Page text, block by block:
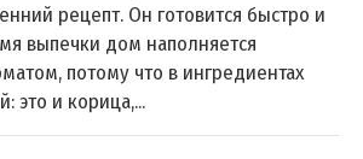
рецепт. Он готовится быстро и
выпечки дом наполняется
потому что в ингредиентах
это и корица,...